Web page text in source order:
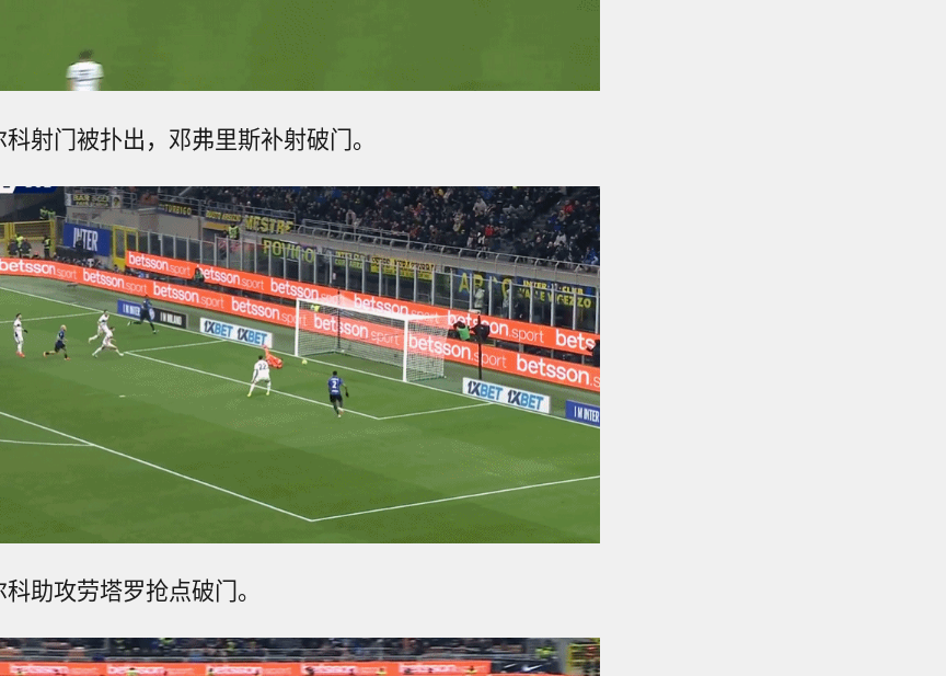
射门被扑出，邓弗里斯补射破门。
助攻劳塔罗抢点破门。